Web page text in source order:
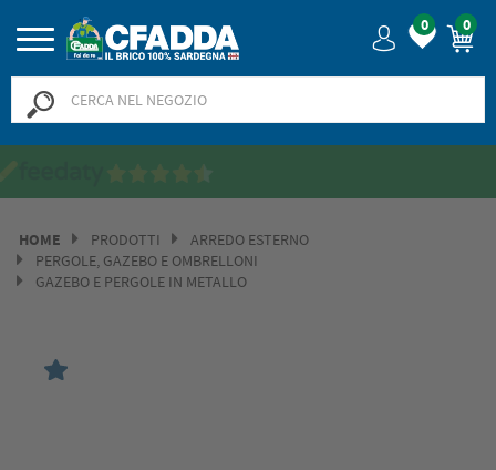
0 0
HOME PRODOTTI
ARREDO ESTERNO
PERGOLE, GAZEBO E OMBRELLONI
GAZEBO E PERGOLE IN METALLO